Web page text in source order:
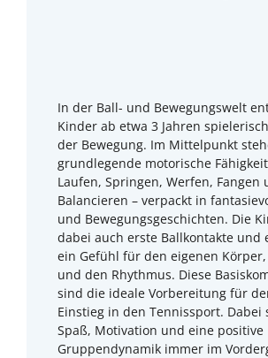
In der Ball- und Bewegungswelt
Kinder ab etwa 3 Jahren
der Bewegung. Im Mittelpunkt
grundlegende motorische
Laufen, Springen, Werfen, Fangen
Balancieren – verpackt in
und Bewegungsgeschichten. Die
dabei auch erste Ballkontakte und
ein Gefühl für den eigenen
und den Rhythmus. Diese
sind die ideale Vorbereitung für
Einstieg in den Tennissport. Dabei
Spaß, Motivation und eine positive
Gruppendynamik immer im